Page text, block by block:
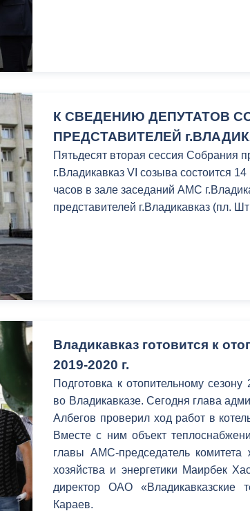
К СВЕДЕНИЮ ДЕПУТАТОВ
ПРЕДСТАВИТЕЛЕЙ
Пятьдесят вторая сессия Собрания
г.Владикавказ VI созыва состоится
часов в зале заседаний АМС
представителей г.Владикавказ (пл.
Владикавказ готовится к
2019-2020 г.
Подготовка к отопительному
во Владикавказе. Сегодня глава
Албегов проверил ход работ в
Вместе с ним объект
главы АМС-председатель комитета
хозяйства и энергетики Маирбек
директор ОАО «Владикавказские
Караев.